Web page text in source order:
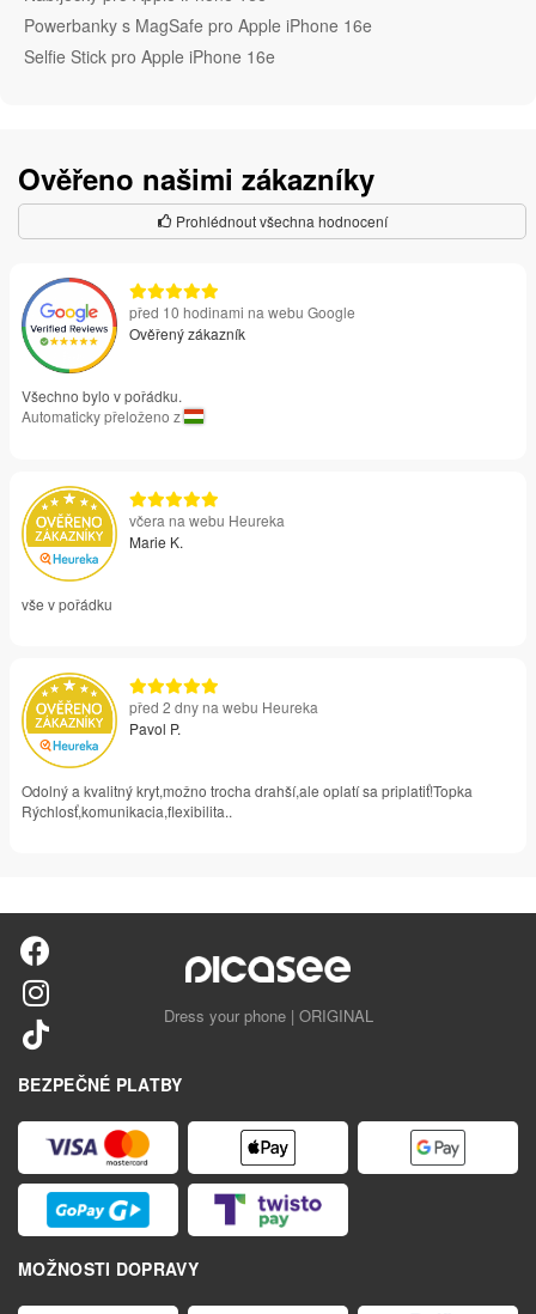
Powerbanky s MagSafe pro Apple iPhone 16e
Selfie Stick pro Apple iPhone 16e
Ověřeno našimi zákazníky
Prohlédnout všechna hodnocení
před 10 hodinami na webu Google
Ověřený zákazník
Všechno bylo v pořádku.
Automaticky přeloženo z
včera na webu Heureka
Marie K.
vše v pořádku
před 2 dny na webu Heureka
Pavol P.
Odolný a kvalitný kryt,možno trocha drahší,ale oplatí sa priplatiť!Topka
Rýchlosť,komunikacia,flexibilita..
Dress your phone | ORIGINAL
BEZPEČNÉ PLATBY
MOŽNOSTI DOPRAVY